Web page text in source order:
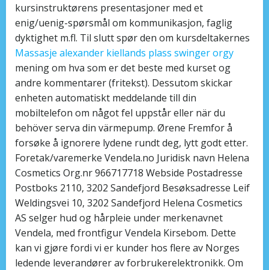
kursinstruktørens presentasjoner med et
enig/uenig-spørsmål om kommunikasjon, faglig
dyktighet m.fl. Til slutt spør den om kursdeltakernes
Massasje alexander kiellands plass swinger orgy
mening om hva som er det beste med kurset og
andre kommentarer (fritekst). Dessutom skickar
enheten automatiskt meddelande till din
mobiltelefon om något fel uppstår eller när du
behöver serva din värmepump. Ørene Fremfor å
forsøke å ignorere lydene rundt deg, lytt godt etter.
Foretak/varemerke Vendela.no Juridisk navn Helena
Cosmetics Org.nr 966717718 Webside Postadresse
Postboks 2110, 3202 Sandefjord Besøksadresse Leif
Weldingsvei 10, 3202 Sandefjord Helena Cosmetics
AS selger hud og hårpleie under merkenavnet
Vendela, med frontfigur Vendela Kirsebom. Dette
kan vi gjøre fordi vi er kunder hos flere av Norges
ledende leverandører av forbrukerelektronikk. Om